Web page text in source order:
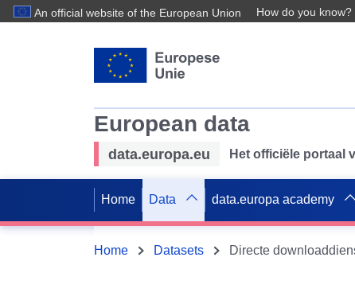
An official website of the European Union How do you know?
European data
data.europa.eu Het officiële portaal
Home Data data.europa academy
Home Datasets Directe